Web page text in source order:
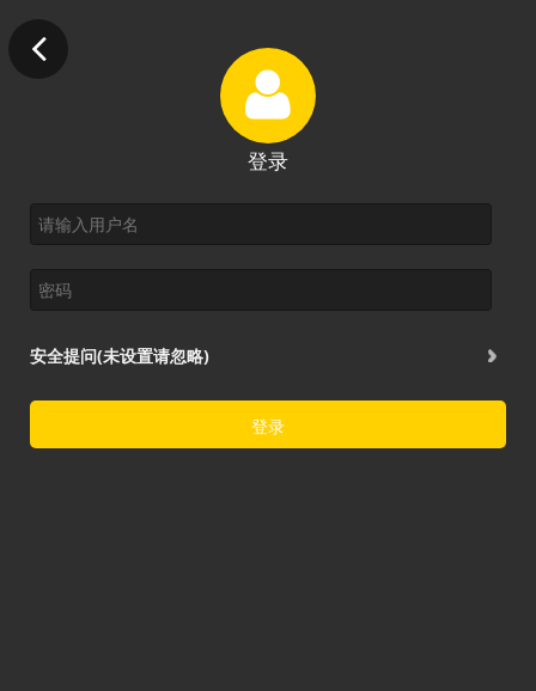
登录
安全提问(未设置请忽略)
登录